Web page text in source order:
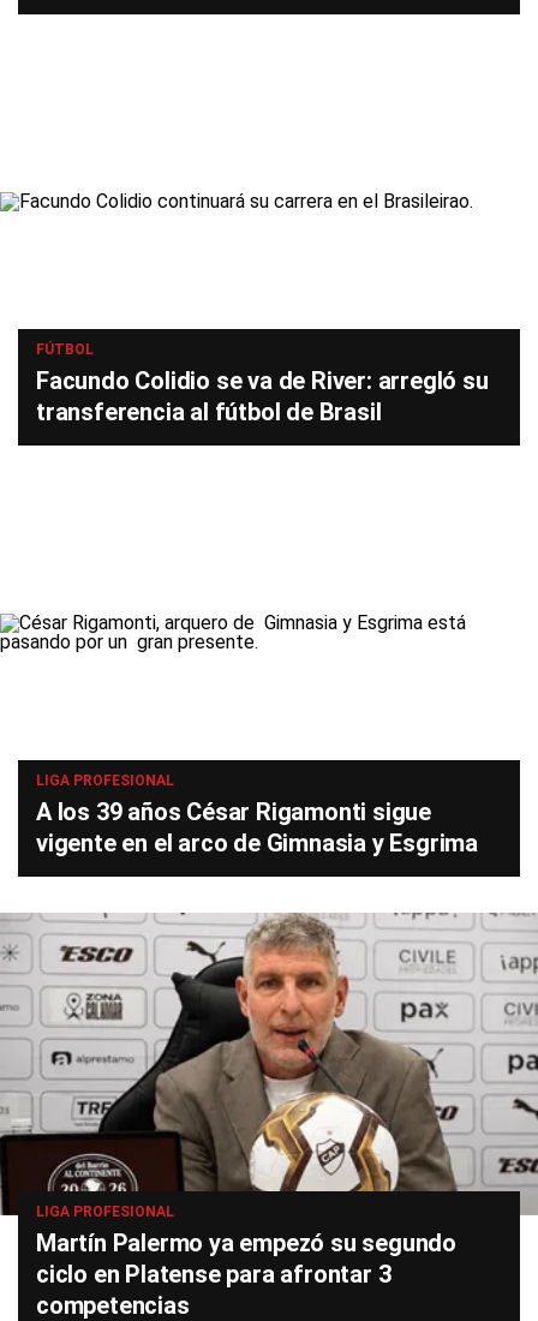
FÚTBOL
Facundo Colidio se va de River: arregló su
transferencia al fútbol de Brasil
LIGA PROFESIONAL
A los 39 años César Rigamonti sigue
vigente en el arco de Gimnasia y Esgrima
LIGA PROFESIONAL
Martín Palermo ya empezó su segundo
ciclo en Platense para afrontar 3
competencias